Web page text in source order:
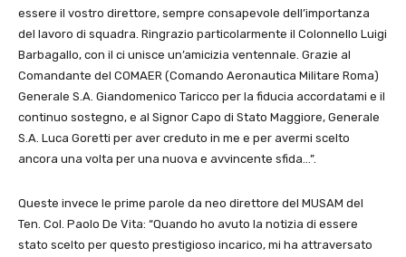
essere il vostro direttore, sempre consapevole dell’importanza
del lavoro di squadra. Ringrazio particolarmente il Colonnello Luigi
Barbagallo, con il ci unisce un’amicizia ventennale. Grazie al
Comandante del COMAER (Comando Aeronautica Militare Roma)
Generale S.A. Giandomenico Taricco per la fiducia accordatami e il
continuo sostegno, e al Signor Capo di Stato Maggiore, Generale
S.A. Luca Goretti per aver creduto in me e per avermi scelto
ancora una volta per una nuova e avvincente sfida…”.
Queste invece le prime parole da neo direttore del MUSAM del
Ten. Col. Paolo De Vita: “Quando ho avuto la notizia di essere
stato scelto per questo prestigioso incarico, mi ha attraversato